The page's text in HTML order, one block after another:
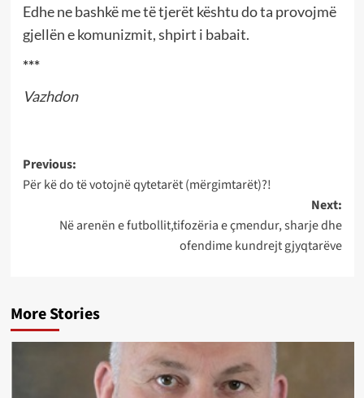
Edhe ne bashkë me të tjerët kështu do ta provojmë
gjellën e komunizmit, shpirt i babait.
***
Vazhdon
Post
navigation
Previous:
Për kë do të votojnë qytetarët (mërgimtarët)?!
Next:
Në arenën e futbollit,tifozëria e çmendur, sharje dhe
ofendime kundrejt gjyqtarëve
More Stories